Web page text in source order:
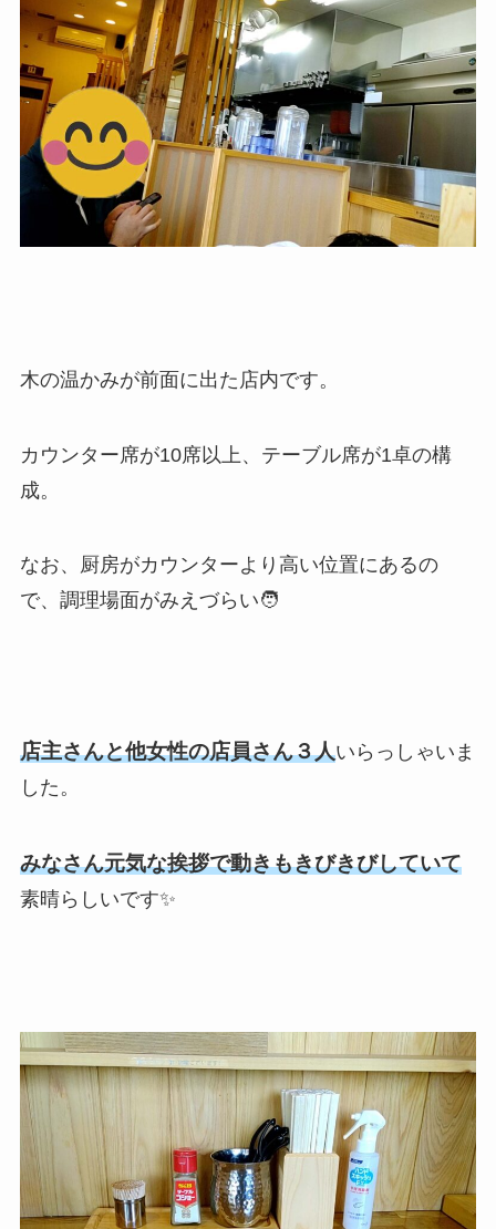
木の温かみが前面に出た店内です。
カウンター席が10席以上、テーブル席が1卓の構
成。
なお、厨房がカウンターより高い位置にあるの
で、調理場面がみえづらい🧑
店主さんと他女性の店員さん３人いらっしゃいま
した。
みなさん元気な挨拶で動きもきびきびしていて
素晴らしいです✨